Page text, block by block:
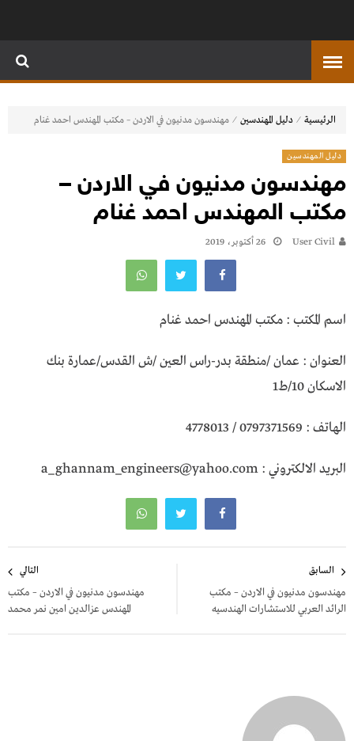
الرئيسية ⁄ دليل المهندسين ⁄ مهندسون مدنيون في الاردن – مكتب المهندس احمد غنام
دليل المهندسين
مهندسون مدنيون في الاردن –
مكتب المهندس احمد غنام
User Civil 26 أكتوبر، 2019
اسم المكتب : مكتب المهندس احمد غنام
العنوان : عمان /منطقة بدر-راس العين /ش القدس/عمارة بنك
الاسكان 10/ط1
الهاتف : 0797371569 / 4778013
البريد الالكتروني : a_ghannam_engineers@yahoo.com
المقالات
السابق
مهندسون مدنيون في الاردن – مكتب
الرائد العربي للاستشارات الهندسيه
التالي
مهندسون مدنيون في الاردن – مكتب
المهندس عزالدين امين نمر محمد